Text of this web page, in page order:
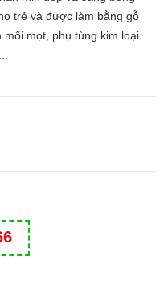
trẻ và được làm bằng gỗ
mọt, phụ tùng kim loại